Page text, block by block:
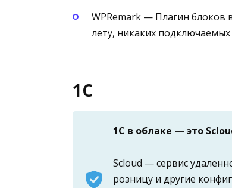
WPRemark — Плагин блоков
лету, никаких
1С
1С в облаке — это
Scloud — сервис
розницу и другие